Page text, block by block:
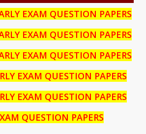
EXAM QUESTION PAPERS
EXAM QUESTION PAPERS
EXAM QUESTION PAPERS
EXAM QUESTION PAPERS
EXAM QUESTION PAPERS
QUESTION PAPERS